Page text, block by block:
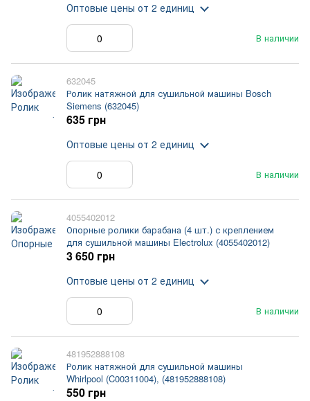
В наличии
Оптовые цены от 2 единиц
632045
Ролик натяжной для сушильной машины Bosch
Siemens (632045)
В наличии
635 грн
Оптовые цены от 2 единиц
4055402012
Опорные ролики барабана (4 шт.) с креплением
для сушильной машины Electrolux (4055402012)
В наличии
3 650 грн
Оптовые цены от 2 единиц
481952888108
Ролик натяжной для сушильной машины
Whirlpool (C00311004), (481952888108)
550 грн